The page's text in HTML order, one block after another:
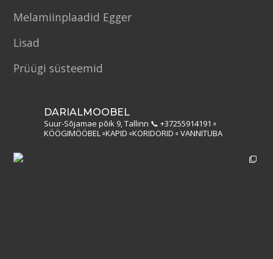
Melamiinplaadid Egger
Lisad
Prüügi süsteemid
DARIALMOOBEL
Suur-Sõjamae põik 9, Tallinn 📞 +37255914191 ▫️
KÖÖGIMÖÖBEL▫️KAPID ▫️KORIDORID ▫️ VANNITUBA